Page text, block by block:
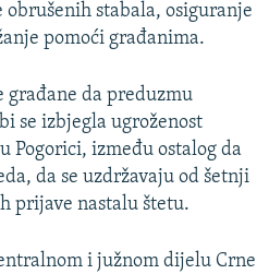
stabala, osiguranje
pomoći građanima.
građane da preduzmu
se izbjegla ugroženost
Pogorici, između ostalog da
da se uzdržavaju od šetnji
prijave nastalu štetu.
i južnom dijelu Crne